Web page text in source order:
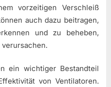
vorzeitigen Verschleiß
auch dazu beitragen,
und zu beheben,
ein wichtiger Bestandteil
von Ventilatoren.